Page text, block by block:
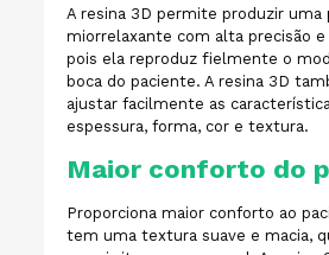
A resina 3D permite produzir uma
miorrelaxante com alta precisão e
pois ela reproduz fielmente o
boca do paciente. A resina 3D
ajustar facilmente as
espessura, forma, cor e textura.
Maior conforto do
Proporciona maior conforto ao
tem uma textura suave e macia,